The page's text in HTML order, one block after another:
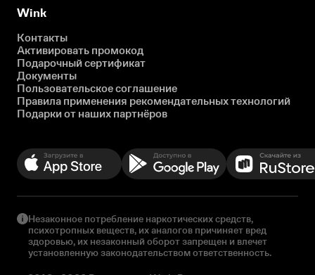
Wink
Контакты
Активировать промокод
Подарочный сертификат
Документы
Пользовательское соглашение
Правила применения рекомендательных технологий
Подарки от наших партнёров
Незаконное потребление наркотических средств,
психотропных веществ, их аналогов причиняет вред
здоровью, их незаконный оборот запрещен и влечет
установленную законодательством ответственность.